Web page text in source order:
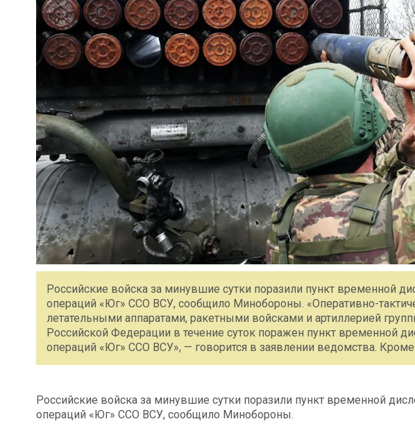
Российские войска за минувшие сутки поразили пункт временной
операций «Юг» ССО ВСУ, сообщило Минобороны. «Оперативно-
летательными аппаратами, ракетными войсками и артиллерией
Российской Федерации в течение суток поражен пункт временной
операций «Юг» ССО ВСУ», — говорится в заявлении ведомства. Кроме
Российские войска за минувшие сутки поразили пункт временной
операций «Юг» ССО ВСУ, сообщило Минобороны.